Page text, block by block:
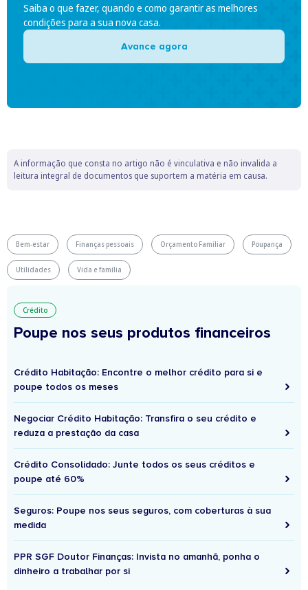
Saiba o que fazer, quando e como garantir as melhores
condições para a sua nova casa.
Avance agora
A informação que consta no artigo não é vinculativa e não invalida a
leitura integral de documentos que suportem a matéria em causa.
Bem-estar Finanças pessoais Orçamento Familiar Poupança
Utilidades Vida e família
Crédito
Poupe nos seus produtos financeiros
Crédito Habitação: Encontre o melhor crédito para si e
poupe todos os meses
Negociar Crédito Habitação: Transfira o seu crédito e
reduza a prestação da casa
Crédito Consolidado: Junte todos os seus créditos e
poupe até 60%
Seguros: Poupe nos seus seguros, com coberturas à sua
medida
PPR SGF Doutor Finanças: Invista no amanhã, ponha o
dinheiro a trabalhar por si